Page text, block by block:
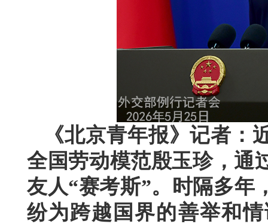
《北京青年报》记者：
全国劳动模范殷玉珍，通
友人“赛考斯”。时隔多年
纷为跨越国界的善举和